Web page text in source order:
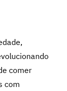
comer
com